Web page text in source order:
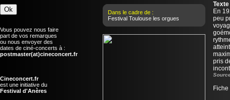
Vous pouvez nous faire
part de vos remarques
ou nous envoyer des
dates de ciné-concerts à :
postmaster(at)cineconcert.fr
Cineconcert.fr
est une initiative du
Festival d'Anères
Dans le cadre de :
Festival Toulouse les orgues
En
peu
pris